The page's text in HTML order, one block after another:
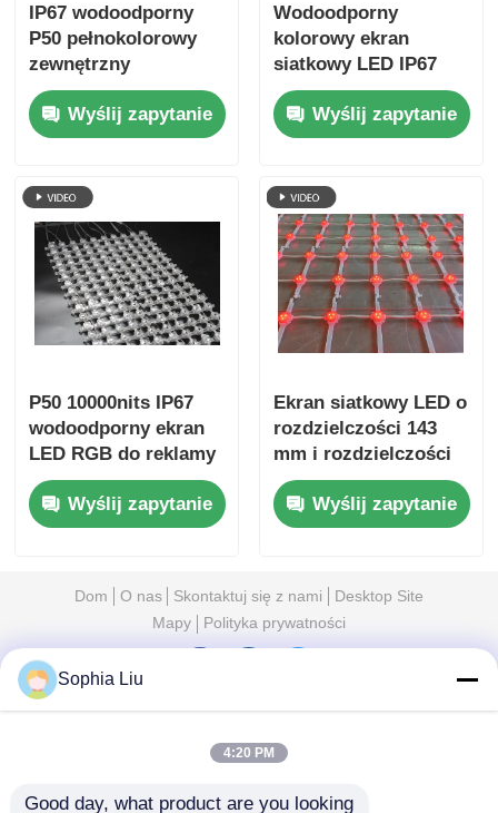
IP67 wodoodporny
P50 pełnokolorowy
zewnętrzny
elastyczny ekran
zasłonowy LED z
siatką do fasady
Wyślij zapytanie
Wodoodporny
kolorowy ekran
siatkowy LED IP67
P62.5 Zewnętrzna
elastyczna kurtyna
siatkowa do
dekoracji budynków
Wyślij zapytanie
P50 10000nits IP67
wodoodporny ekran
LED RGB do reklamy
zewnętrznej fasady
budynkuWyślij zapytanie
Ekran siatkowy LED o
rozdzielczości 143
mm i rozdzielczości
IP67 Wodoodporny
duży wyświetlacz
zewnętrzny do
turystyki kulturalnej
w nocy
Wyślij zapytanie
Dom O nas Skontaktuj się z nami
Desktop Site
Mapy
Polityka prywatności
JakośćEkran siatki LEDFabryka w
Lighting Optoelectronics Co., Ltd.. All Rights
Sophia Liu
4:20 PM
Good day, what product are you looking